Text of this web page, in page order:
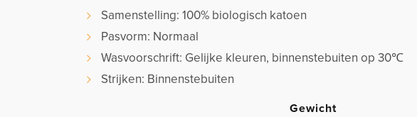
Samenstelling: 100% biologisch katoen
Pasvorm: Normaal
Wasvoorschrift: Gelijke kleuren, binnenstebuiten op 30℃
Strijken: Binnenstebuiten
Gewicht